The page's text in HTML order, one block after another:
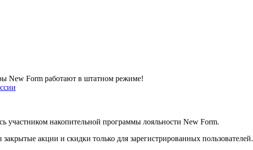
New Form работают в штатном режиме!
участником накопительной программы лояльности New Form.
акции и скидки только для зарегистрированных пользователей.